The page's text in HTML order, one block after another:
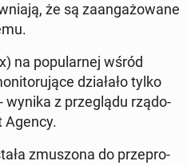
że są za­an­ga­żo­wa­ne
na po­pu­lar­nej wśród
dzia­ła­ło tylko
wynika z prze­glą­du rzą­do­
Agency.
zmu­szo­na do prze­pro­